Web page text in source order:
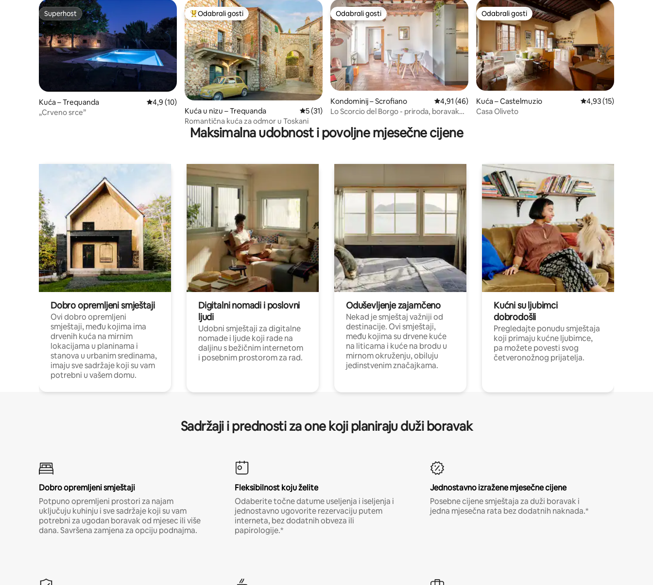
Superhost
Superhost
Kuća – Trequanda Prosječna ocjena: 4,9/5, recenzija: 10
4,9 (10)
„Crveno srce”
Među najviše rangiranima s oznakom „Odabrali gosti”
Odabrali gosti
Kuća u nizu – Trequanda Prosječna ocjena: 5/5, recenzija: 31
5 (31)
Romantična kuća za odmor u Toskani
Odabrali gosti
Odabrali gosti
Kondominij – Scrofiano Prosječna ocjena: 4,91/5, recenzija: 46
4,91 (46)
Lo Scorcio del Borgo - priroda, boravak
Odabrali gosti
Odabrali gosti
Kuća – Castelmuzio Prosječna ocjena:
4,93 (15)
Casa Oliveto
Maksimalna udobnost i povoljne mjesečne cijene
Dobro opremljeni smještaji
Ovi dobro opremljeni
smještaji, među kojima ima
drvenih kuća na mirnim
lokacijama u planinama i
stanova u urbanim sredinama,
imaju sve sadržaje koji su vam
potrebni u vašem domu.
Digitalni nomadi i poslovni
ljudi
Udobni smještaji za digitalne
nomade i ljude koji rade na
daljinu s bežičnim internetom
i posebnim prostorom za rad.
Oduševljenje zajamčeno
Nekad je smještaj važniji od
destinacije. Ovi smještaji,
među kojima su drvene kuće
na liticama i kuće na brodu u
mirnom okruženju, obiluju
jedinstvenim značajkama.
Kućni su ljubimci
dobrodošli
Pregledajte ponudu smještaja
koji primaju kućne ljubimce,
pa možete povesti svog
četveronožnog prijatelja.
Sadržaji i prednosti za one koji planiraju duži boravak
Dobro opremljeni smještaji
Potpuno opremljeni prostori za najam
uključuju kuhinju i sve sadržaje koji su vam
potrebni za ugodan boravak od mjesec ili više
dana. Savršena zamjena za opciju podnajma.
Fleksibilnost koju želite
Odaberite točne datume useljenja i iseljenja i
jednostavno ugovorite rezervaciju putem
interneta, bez dodatnih obveza ili
papirologije.*
Jednostavno izražene mjesečne cijene
Posebne cijene smještaja za duži boravak i
jedna mjesečna rata bez dodatnih naknada.*